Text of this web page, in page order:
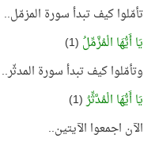
تأمّلوا كيف تبدأ سورة المزمّل..
يَا أَيُّهَا الْمُزَّمِّلُ (1)
وتأمّلوا كيف تبدأ سورة المدثّر..
يَا أَيُّهَا الْمُدَّثِّرُ(1)
الآن اجمعوا الآيتين..